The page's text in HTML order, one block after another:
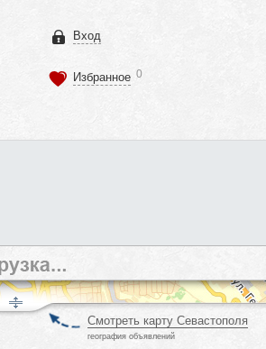
Вход
Избранное 0
Смотреть карту Севастополя
география объявлений